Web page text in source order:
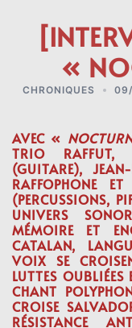
«
CHRONIQUES
AVEC «
TRIO RAFFUT,
(GUITARE),
RAFFOPHONE
(PERCUSSIONS,
UNIVERS
MÉMOIRE ET
CATALAN,
VOIX SE
LUTTES
CHANT
CROISE
RÉSISTANCE